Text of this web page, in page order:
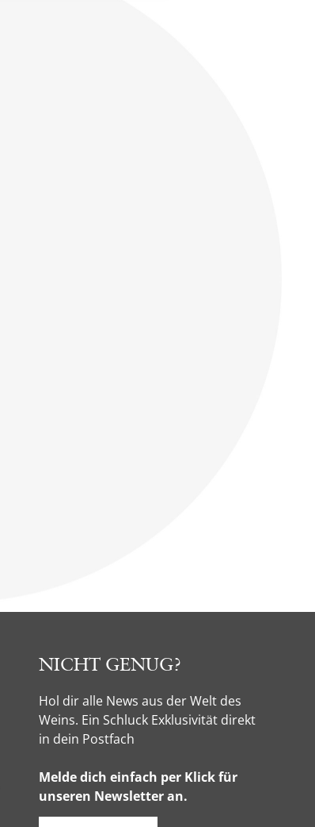
NICHT GENUG?
Hol dir alle News aus der Welt des
Weins. Ein Schluck Exklusivität direkt
in dein Postfach
Melde dich einfach per Klick für
unseren Newsletter an.